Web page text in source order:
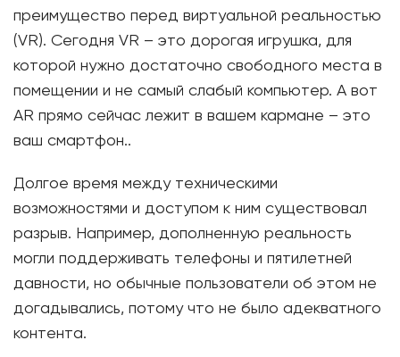
преимущество перед виртуальной реальностью
(VR). Сегодня VR – это дорогая игрушка, для
которой нужно достаточно свободного места в
помещении и не самый слабый компьютер. А вот
AR прямо сейчас лежит в вашем кармане – это
ваш смартфон..
Долгое время между техническими
возможностями и доступом к ним существовал
разрыв. Например, дополненную реальность
могли поддерживать телефоны и пятилетней
давности, но обычные пользователи об этом не
догадывались, потому что не было адекватного
контента.